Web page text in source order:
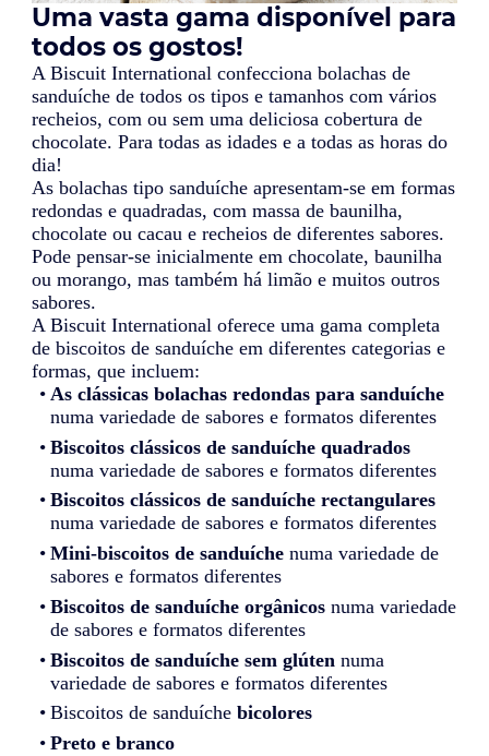
Uma vasta gama disponível para
todos os gostos!
A Biscuit International confecciona bolachas de
sanduíche de todos os tipos e tamanhos com vários
recheios, com ou sem uma deliciosa cobertura de
chocolate. Para todas as idades e a todas as horas do
dia!
As bolachas tipo sanduíche apresentam-se em formas
redondas e quadradas, com massa de baunilha,
chocolate ou cacau e recheios de diferentes sabores.
Pode pensar-se inicialmente em chocolate, baunilha
ou morango, mas também há limão e muitos outros
sabores.
A Biscuit International oferece uma gama completa
de biscoitos de sanduíche em diferentes categorias e
formas, que incluem:
As clássicas bolachas redondas para sanduíche
numa variedade de sabores e formatos diferentes
Biscoitos clássicos de sanduíche quadrados
numa variedade de sabores e formatos diferentes
Biscoitos clássicos de sanduíche rectangulares
numa variedade de sabores e formatos diferentes
Mini-biscoitos de sanduíchenuma variedade de
sabores e formatos diferentes
Biscoitos de sanduíche orgânicosnuma variedade
de sabores e formatos diferentes
Biscoitos de sanduíche sem glúten numa
variedade de sabores e formatos diferentes
Biscoitos de sanduíche bicolores
Preto e branco